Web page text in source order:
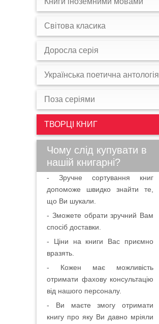
Світова класика
Доросла серія
Українська поетична антологія
Поза серіями
ТВОРЦІ КНИГ
Чому слід купувати в
нашій книгарні?
- Зручне сортування книг
допоможе швидко знайти те,
що Ви шукали.
- Зможете обрати зручний Вам
спосіб доставки.
- Ціни на книги Вас приємно
вразять.
- Кожен має можливість
отримати фахову консультацію
від нашого персоналу.
- Ви маєте змогу отримати
книгу про яку Ви давно мріяли